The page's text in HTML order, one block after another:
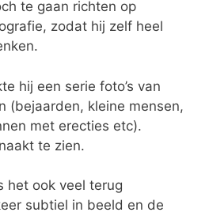
te gaan richten op
zodat hij zelf heel
hij een serie foto’s van
(bejaarden, kleine mensen,
met erecties etc).
te zien.
het ook veel terug
subtiel in beeld en de